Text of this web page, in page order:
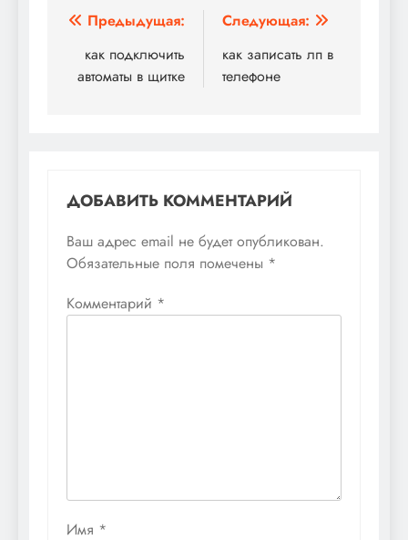
Навигация
по
записям
Предыдущая:
как подключить
автоматы в щитке
Следующая:
как записать лп в
телефоне
ДОБАВИТЬ КОММЕНТАРИЙ
Ваш адрес email не будет опубликован.
Обязательные поля помечены *
Комментарий *
Имя *